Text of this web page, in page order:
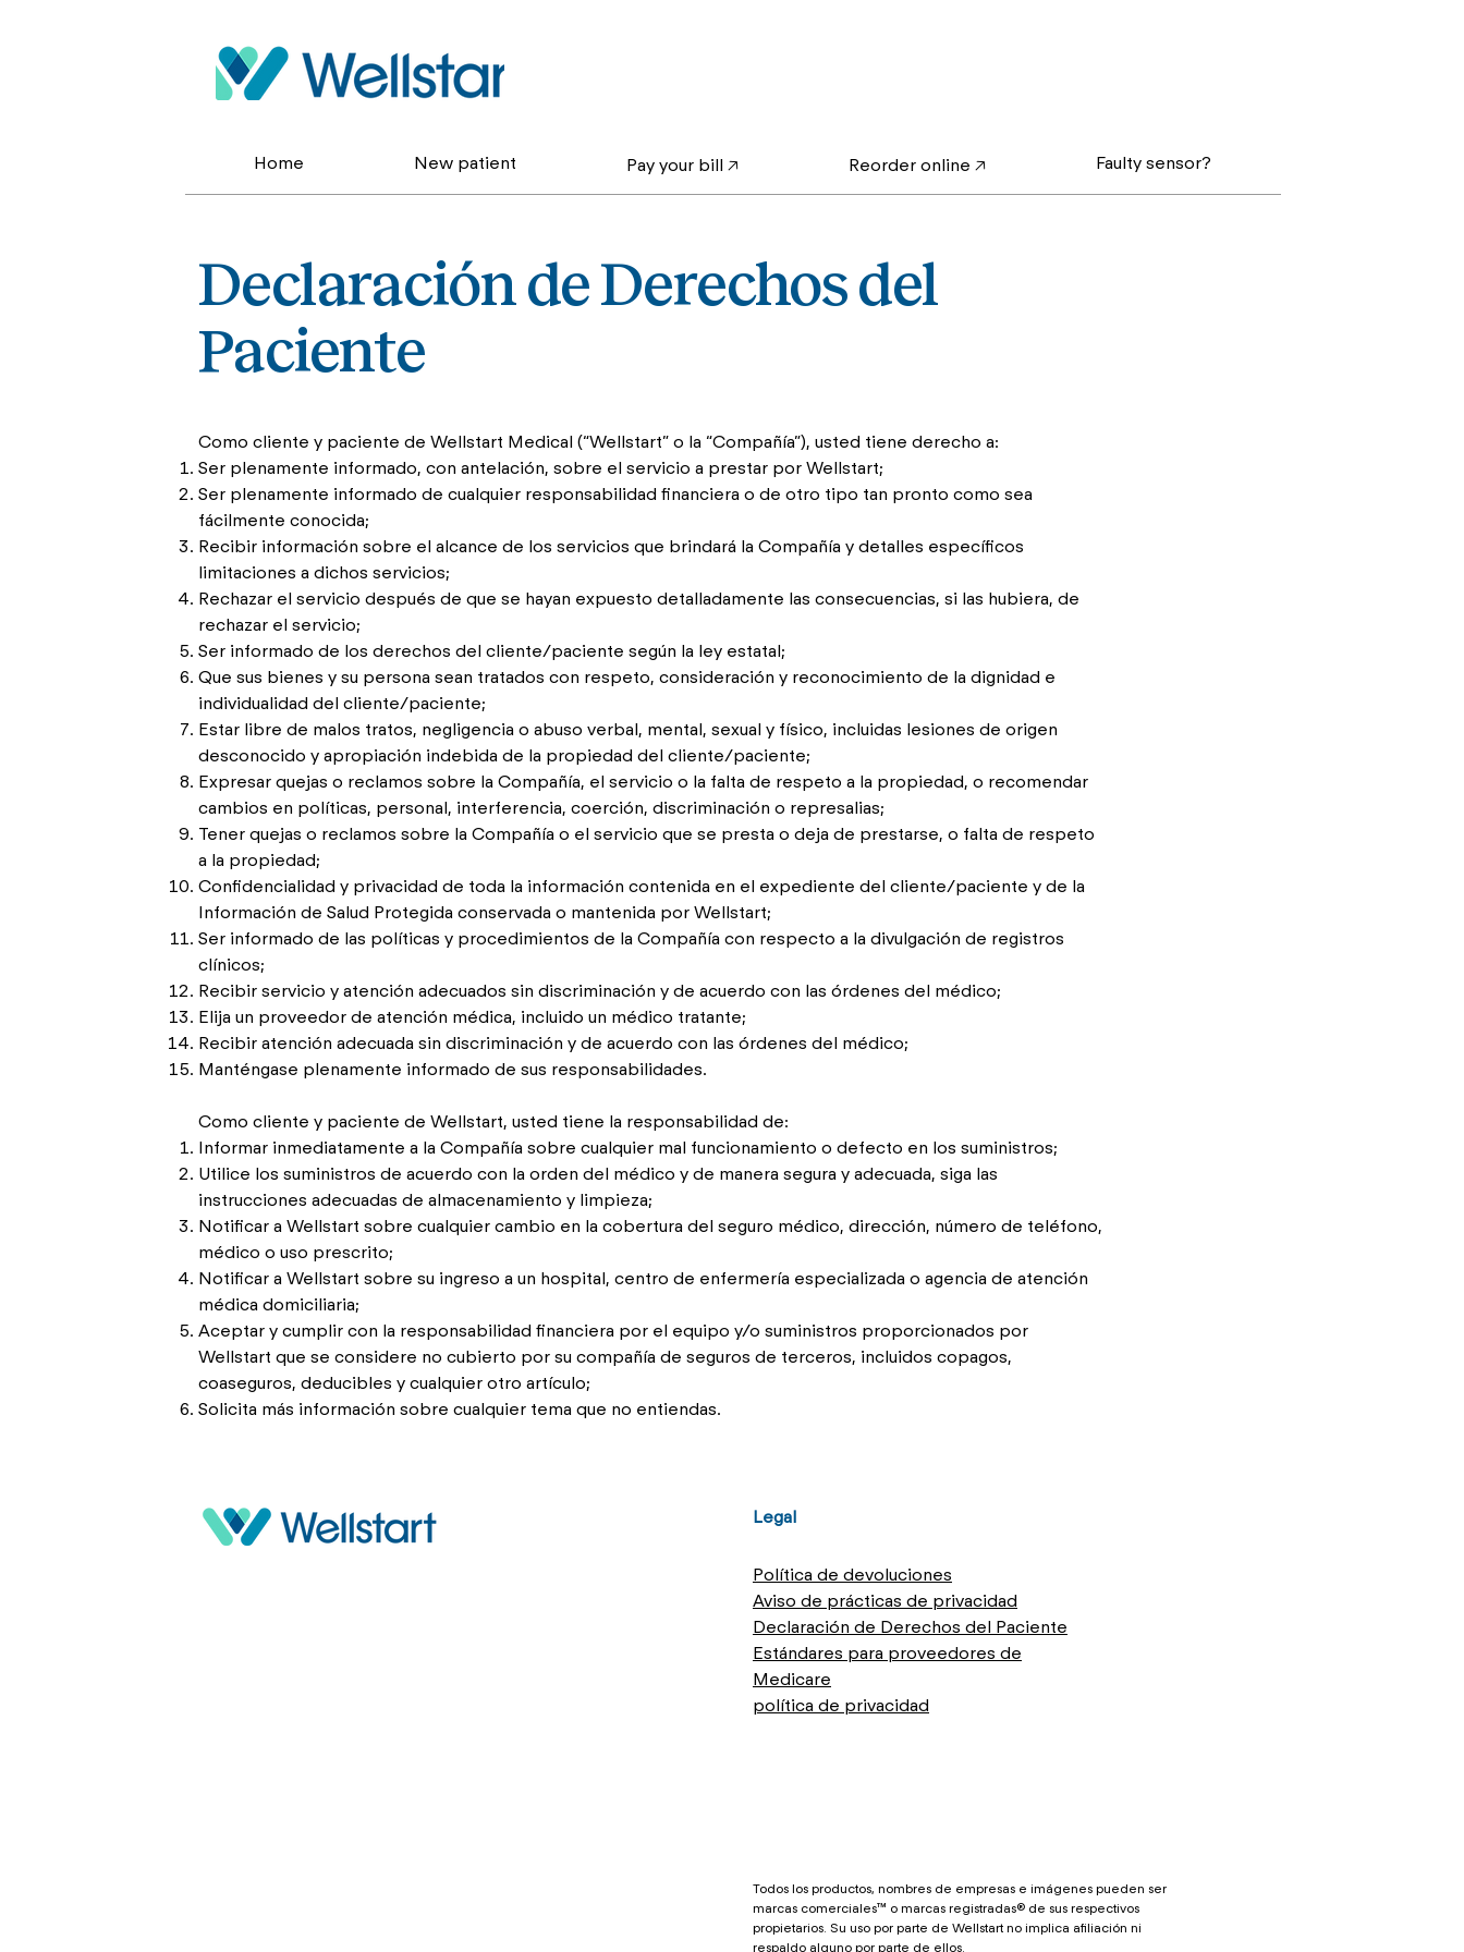
Home New patient Pay your bill 🡥 Reorder online 🡥 Faulty sensor?
Declaración de Derechos del
Paciente
Como cliente y paciente de Wellstart Medical (“Wellstart” o la “Compañía”), usted tiene derecho a:
Ser plenamente informado, con antelación, sobre el servicio a prestar por Wellstart;
Ser plenamente informado de cualquier responsabilidad financiera o de otro tipo tan pronto como sea
fácilmente conocida;
Recibir información sobre el alcance de los servicios que brindará la Compañía y detalles específicos
limitaciones a dichos servicios;
Rechazar el servicio después de que se hayan expuesto detalladamente las consecuencias, si las hubiera, de
rechazar el servicio;
Ser informado de los derechos del cliente/paciente según la ley estatal;
Que sus bienes y su persona sean tratados con respeto, consideración y reconocimiento de la dignidad e
individualidad del cliente/paciente;
Estar libre de malos tratos, negligencia o abuso verbal, mental, sexual y físico, incluidas lesiones de origen
desconocido y apropiación indebida de la propiedad del cliente/paciente;
Expresar quejas o reclamos sobre la Compañía, el servicio o la falta de respeto a la propiedad, o recomendar
cambios en políticas, personal, interferencia, coerción, discriminación o represalias;
Tener quejas o reclamos sobre la Compañía o el servicio que se presta o deja de prestarse, o falta de respeto
a la propiedad;
Confidencialidad y privacidad de toda la información contenida en el expediente del cliente/paciente y de la
Información de Salud Protegida conservada o mantenida por Wellstart;
Ser informado de las políticas y procedimientos de la Compañía con respecto a la divulgación de registros
clínicos;
Recibir servicio y atención adecuados sin discriminación y de acuerdo con las órdenes del médico;
Elija un proveedor de atención médica, incluido un médico tratante;
Recibir atención adecuada sin discriminación y de acuerdo con las órdenes del médico;
Manténgase plenamente informado de sus responsabilidades.
Como cliente y paciente de Wellstart, usted tiene la responsabilidad de:
Informar inmediatamente a la Compañía sobre cualquier mal funcionamiento o defecto en los suministros;
Utilice los suministros de acuerdo con la orden del médico y de manera segura y adecuada, siga las
instrucciones adecuadas de almacenamiento y limpieza;
Notificar a Wellstart sobre cualquier cambio en la cobertura del seguro médico, dirección, número de teléfono,
médico o uso prescrito;
Notificar a Wellstart sobre su ingreso a un hospital, centro de enfermería especializada o agencia de atención
médica domiciliaria;
Aceptar y cumplir con la responsabilidad financiera por el equipo y/o suministros proporcionados por
Wellstart que se considere no cubierto por su compañía de seguros de terceros, incluidos copagos,
coaseguros, deducibles y cualquier otro artículo;
Solicita más información sobre cualquier tema que no entiendas.
Legal
Política de devoluciones
Aviso de prácticas de privacidad
Declaración de Derechos del Paciente
Estándares para proveedores de
Medicare
política de privacidad
Todos los productos, nombres de empresas e imágenes pueden ser
marcas comerciales™ o marcas registradas® de sus respectivos
propietarios. Su uso por parte de Wellstart no implica afiliación ni
respaldo alguno por parte de ellos.